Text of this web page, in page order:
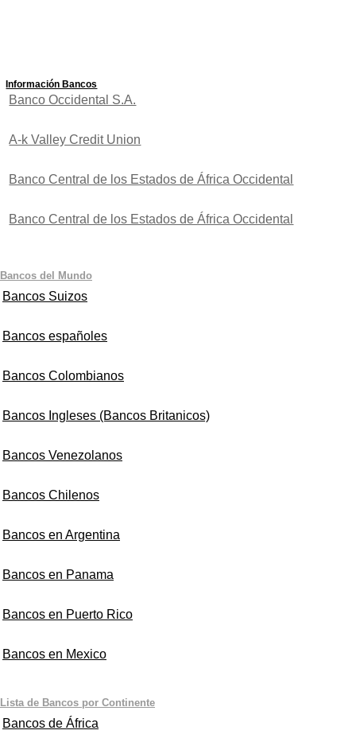
Información Bancos
Banco Occidental S.A.
A-k Valley Credit Union
Banco Central de los Estados de África Occidental
Banco Central de los Estados de África Occidental
Bancos del Mundo
Bancos Suizos
Bancos españoles
Bancos Colombianos
Bancos Ingleses (Bancos Britanicos)
Bancos Venezolanos
Bancos Chilenos
Bancos en Argentina
Bancos en Panama
Bancos en Puerto Rico
Bancos en Mexico
Lista de Bancos por Continente
Bancos de África